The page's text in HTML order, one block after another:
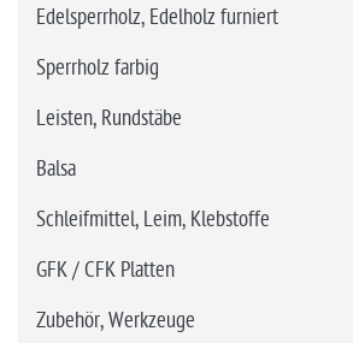
Edelsperrholz, Edelholz furniert
Sperrholz farbig
Leisten, Rundstäbe
Balsa
Schleifmittel, Leim, Klebstoffe
GFK / CFK Platten
Zubehör, Werkzeuge